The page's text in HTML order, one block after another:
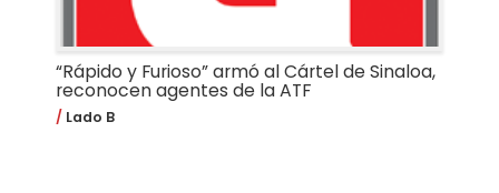
“Rápido y Furioso” armó al Cártel de Sinaloa,
reconocen agentes de la ATF
Lado B